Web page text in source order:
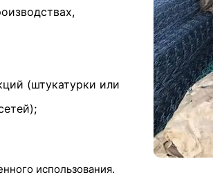
(штукатурки или
использования.